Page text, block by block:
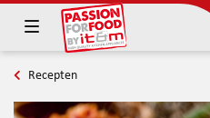
Recepten